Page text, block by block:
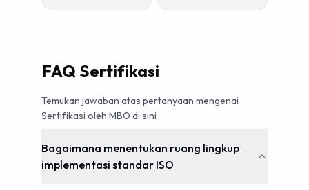
FAQ Sertifikasi
Temukan jawaban atas pertanyaan mengenai
Sertifikasi oleh MBO di sini
Bagaimana menentukan ruang lingkup
implementasi standar ISO